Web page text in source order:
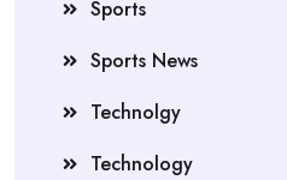
Sports
Sports News
Technolgy
Technology